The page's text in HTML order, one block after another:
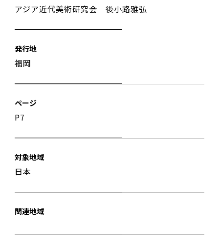
アジア近代美術研究会 後小路雅弘
発行地
福岡
ページ
P7
対象地域
日本
関連地域